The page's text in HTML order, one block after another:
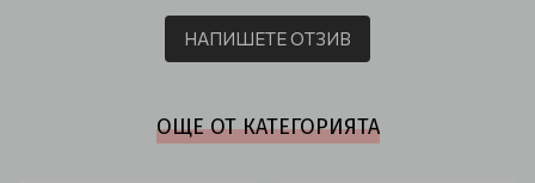
НАПИШЕТЕ ОТЗИВ
ОЩЕ ОТ КАТЕГОРИЯТА